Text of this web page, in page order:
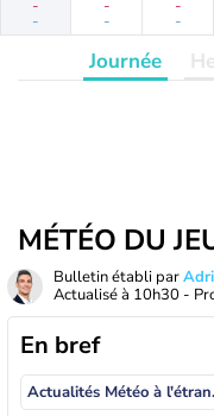
-
-
-
-
-
-
Journée
MÉTÉO DU
Bulletin établi par
Actualisé à 10h30 -
En bref